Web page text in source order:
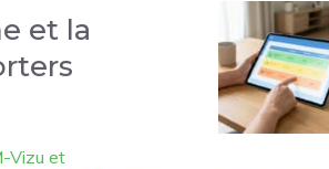
et la
Vizu et